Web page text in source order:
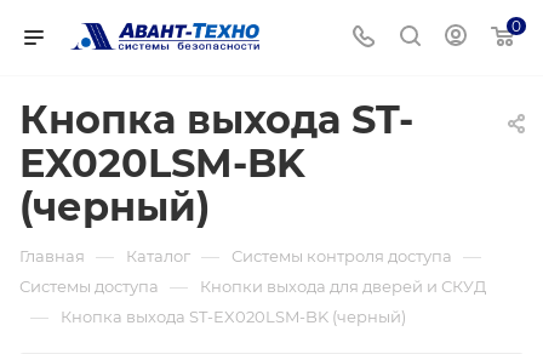
0
Кнопка выхода ST-
EX020LSM-BK
(черный)
Главная — Каталог — Системы контроля доступа —
Системы доступа — Кнопки выхода для дверей и СКУД
— Кнопка выхода ST-EX020LSM-BK (черный)